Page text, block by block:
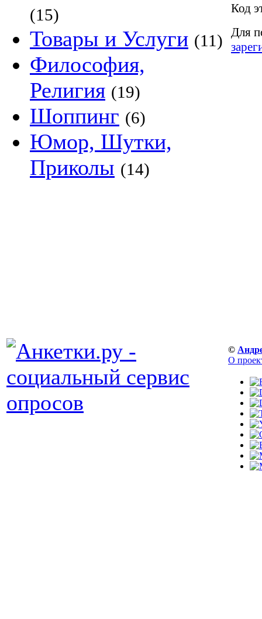
(15)
Товары и Услуги (11)
Философия,
Религия (19)
Шоппинг (6)
Юмор, Шутки,
Приколы (14)
Код
Для
©
О